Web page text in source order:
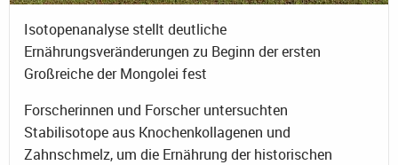
Isotopenanalyse stellt deutliche
Ernährungsveränderungen zu Beginn der ersten
Großreiche der Mongolei fest
Forscherinnen und Forscher untersuchten
Stabilisotope aus Knochenkollagenen und
Zahnschmelz, um die Ernährung der historischen